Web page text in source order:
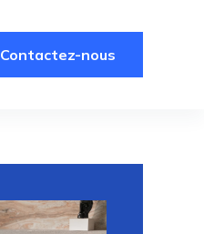
Contactez-nous